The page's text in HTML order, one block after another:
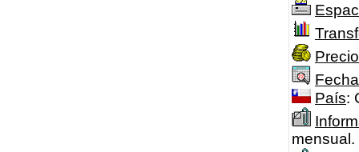
Precio
País: